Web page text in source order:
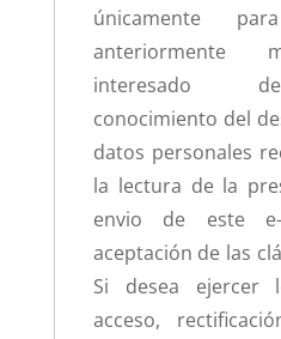
únicamente
anteriormente
interesado
conocimiento del
datos personales
la lectura de la
envio de este
aceptación de las
Si desea ejercer
acceso,